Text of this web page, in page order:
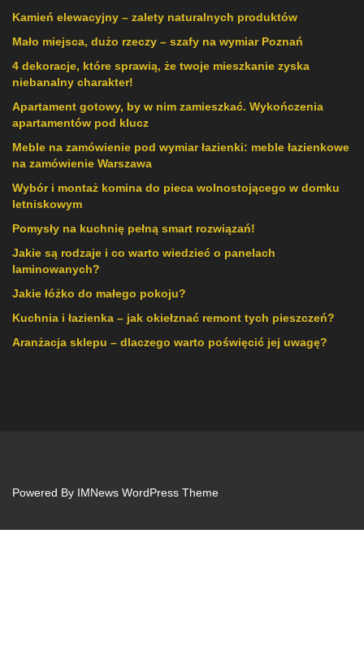
Kamień elewacyjny – zalety naturalnych produktów
Mało miejsca, dużo rzeczy – szafy na wymiar Poznań
4 dekoracje, które sprawią, że twoje mieszkanie zyska
niebanalny charakter!
Apartament gotowy, by w nim zamieszkać. Wykończenia
apartamentów pod klucz
Meble na zamówienie pod wymiar łazienki: meble łazienkowe
na zamówienie Warszawa
Wybór i montaż komina do pieca wolnostojącego w domku
letniskowym
Pomysły na kuchnię pełną smart rozwiązań!
Jakie są rodzaje i co warto wiedzieć o panelach
laminowanych?
Jakie łóżko do małego pokoju?
Kuchnia i łazienka – jak okiełznać remont tych pieszczeń?
Aranżacja sklepu – dlaczego warto poświęcić jej uwagę?
Powered By IMNews WordPress Theme